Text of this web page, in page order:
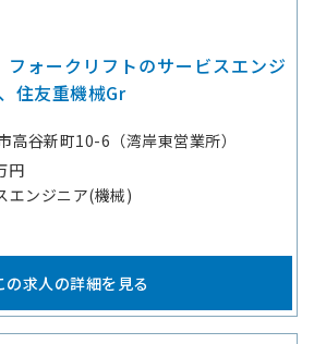
フォークリフトのサービスエンジ
住友重機械Gr
高谷新町10-6（湾岸東営業所）
円
エンジニア(機械)
の求人の詳細を見る